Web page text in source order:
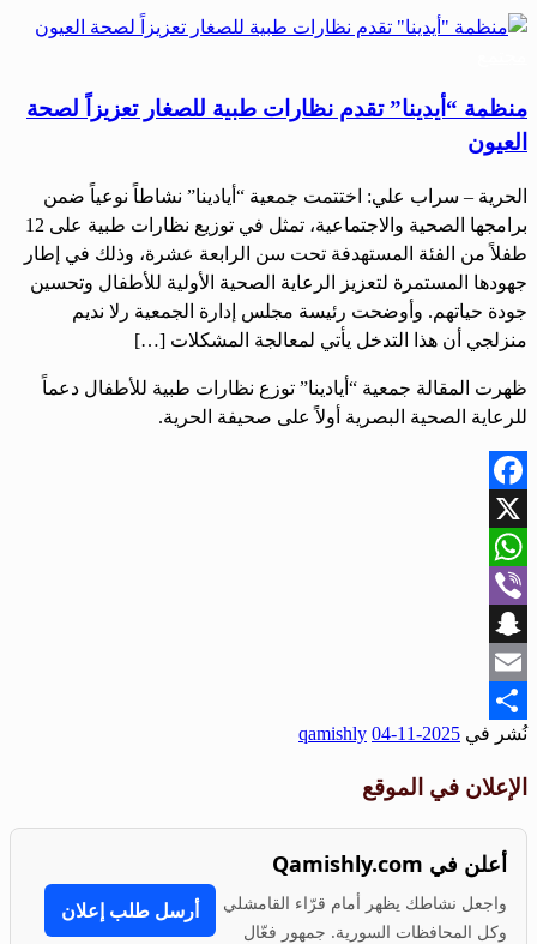
منظمة “أيدينا” تقدم نظارات طبية للصغار تعزيزاً لصحة
العيون
الحرية – سراب علي: اختتمت جمعية “أيادينا” نشاطاً نوعياً ضمن
برامجها الصحية والاجتماعية، تمثل في توزيع نظارات طبية على 12
طفلاً من الفئة المستهدفة تحت سن الرابعة عشرة، وذلك في إطار
جهودها المستمرة لتعزيز الرعاية الصحية الأولية للأطفال وتحسين
جودة حياتهم. وأوضحت رئيسة مجلس إدارة الجمعية رلا نديم
منزلجي أن هذا التدخل يأتي لمعالجة المشكلات […]
ظهرت المقالة جمعية “أيادينا” توزع نظارات طبية للأطفال دعماً
للرعاية الصحية البصرية أولاً على صحيفة الحرية.
Facebook
X
WhatsApp
Viber
Snapchat
Email
Share
نُشر في 2025-11-04
qamishly
الإعلان في الموقع
أعلن في Qamishly.com
واجعل نشاطك يظهر أمام قرّاء القامشلي
وكل المحافظات السورية. جمهور فعّال
أرسل طلب إعلان